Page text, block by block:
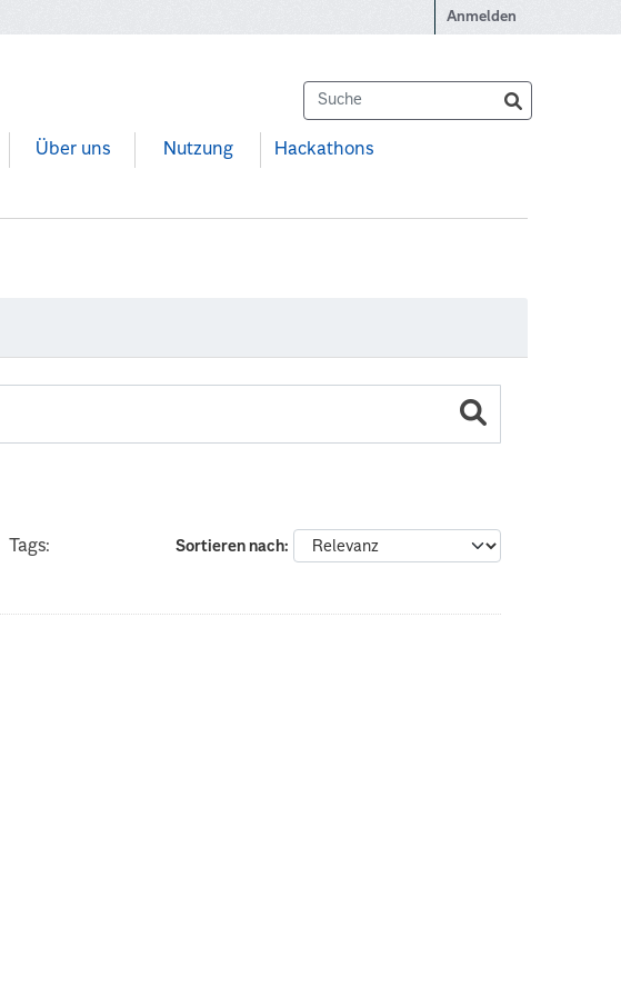
Anmelden
Über uns Nutzung Hackathons
Sortieren nach
Tags: